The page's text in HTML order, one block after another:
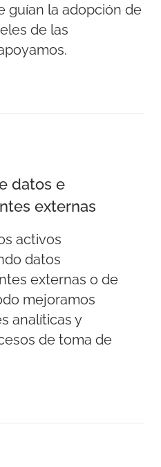
guían la adopción de
de las
datos e
externas
activos
datos
externas o de
mejoramos
analíticas y
de toma de